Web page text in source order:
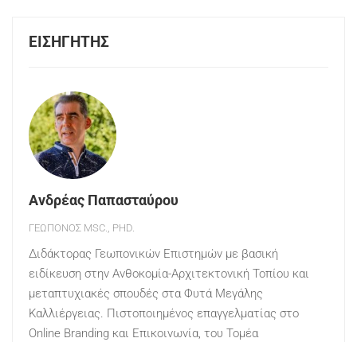
ΕΙΣΗΓΗΤΉΣ
Ανδρέας Παπασταύρου
ΓΕΩΠΌΝΟΣ MSC., PHD.
Διδάκτορας Γεωπονικών Επιστημών με βασική
ειδίκευση στην Ανθοκομία-Αρχιτεκτονική Τοπίου και
μεταπτυχιακές σπουδές στα Φυτά Μεγάλης
Καλλιέργειας. Πιστοποιημένος επαγγελματίας στο
Online Branding και Επικοινωνία, του Τομέα